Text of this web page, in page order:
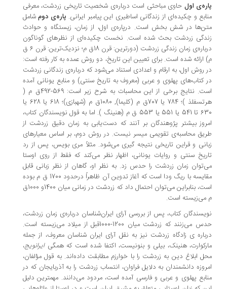
اولحاوی مباحثی است درباره‌ی شخصیت تاریخی زردشت، معرفی
و چکیده‌ای از زندگانی اساطیری این پیامبر ایرانی. پاره‌ی دومشامل
در شش بخش است. درپاره‌ی اول، از زمان، زیستگاه و حوادث
زردشت بحث شده است. نخست چکیده‌ای از نظرهای گوناگون
درباره‌ی زمان زندگی زردشت (دورترین: قرن 18ق م؛ نزدیک‌ترین: قرن 6 ق
ارائه شده است‌. برای تعیین این تاریخ، دو روش عمده به کار رفته است:
روش اول، به ارقام و اعدادی استناد می‌شود که درباره‌ی زندگانی زردشت
کتاب‌های پهلوی و عربی (معروف به تاریخ سنتی) و منابع یونانی آمده
است. نتایج برخی از این محاسبات به شرح زیر است: 569-492ق م (
هرتسفلذ )؛ 784 یا 707ق م (کلیما), 1080ق م (شهبازی)؛ 618 یا 628 یا
630 تا 541 یا 551 یا 553 ق م (هنینگ ). اما به قول نویسندگان کتاب،
بیشتر پژوهندگان بر آنند که دست‌یابی به زمان دقیق زردشت از
محاسبه‌ی تقویمی میسر نیست. در روش دوم، بر اساس معیارهای
و قراین تاریخی نتیجه گیری می‌شود. مثلاً مری بویس، پس از رد
سنتی و روایات یونانی، اظهار نظر می‌کند که فقط از روی اوستا
زمان زردشت را حدس زد. به نظر او، گاهان از نظر زبانی قابل
مقایسه با ریگ ودا است که آغاز تدوین آن ظاهراً درحدود 1700 ق م بوده
است، بنابراین می‌توان احتمال داد که زردشت در زمانی میان 1400و 1000ق
می‌زیسته است.
کتاب، پس از بررسی آرای ایران‌شناسان درباره‌ی زمان زردشت،
حدس می‌زنند که زردشت میان 1200-1000قبل از میلاد می‌زیسته است.
ی زادگاه زردشت نیز به نقل آرای ایران شناسان معروف، از جمله
هنینک، بیلی و بنونیست، اکتفا شده است که همگیایرانویج،
ابلاغ دین به زردشت را با خوارزم مطابقت داده‌اند. به قول مؤلفان،
دانشمندان به دلایل فراوان، انتساب زردشت را به آذربایجان که در
پهلوی و عربی و فارسی آمده است، مردود می‌دانند. مهمترین دلیل